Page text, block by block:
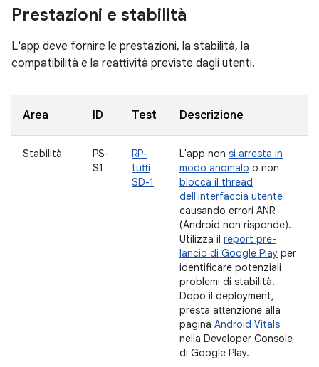
Prestazioni e stabilità
L'app deve fornire le prestazioni, la stabilità, la
compatibilità e la reattività previste dagli utenti.
Area ID Test Descrizione
Stabilità
PS-
S1
RP-
tutti
SD-1
L'app non si arresta in
modo anomalo o non
blocca il thread
dell'interfaccia utente
causando errori ANR
(Android non risponde).
Utilizza il report pre-
lancio di Google Play per
identificare potenziali
problemi di stabilità.
Dopo il deployment,
presta attenzione alla
pagina Android Vitals
nella Developer Console
di Google Play.